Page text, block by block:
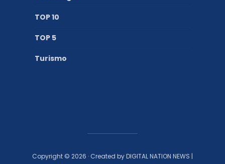
TOP 10
TOP 5
Turismo
Copyright © 2026 · Created by DIGITAL NATION NEWS |